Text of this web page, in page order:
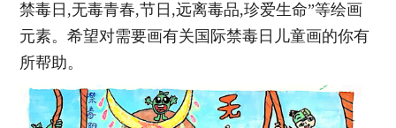
禁毒日,无毒青春,节日,远离毒品,珍爱生命”等绘画
元素。希望对需要画有关国际禁毒日儿童画的你有
所帮助。